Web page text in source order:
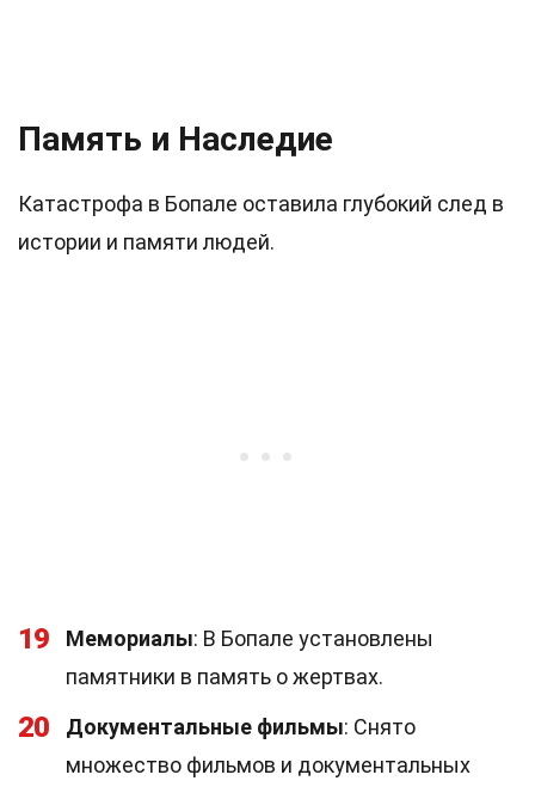
Память и Наследие
Катастрофа в Бопале оставила глубокий след в
истории и памяти людей.
19 Мемориалы: В Бопале установлены
памятники в память о жертвах.
20 Документальные фильмы: Снято
множество фильмов и документальных